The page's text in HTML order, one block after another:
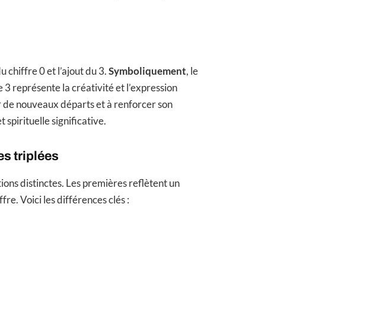
chiffre 0 et l’ajout du 3.Symboliquement, le
représente la créativité et l’expression
nouveaux départs et à renforcer son
spirituelle significative.
triplées
distinctes. Les premières reflètent un
Voici les différences clés :